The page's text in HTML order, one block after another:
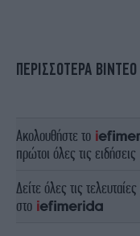
ΠΕΡΙΣΣΟΤΕΡΑ ΒΙΝΤΕΟ
Ακολουθήστε το
πρώτοι όλες τις ειδήσεις
Δείτε όλες τις τελευταίες
στο